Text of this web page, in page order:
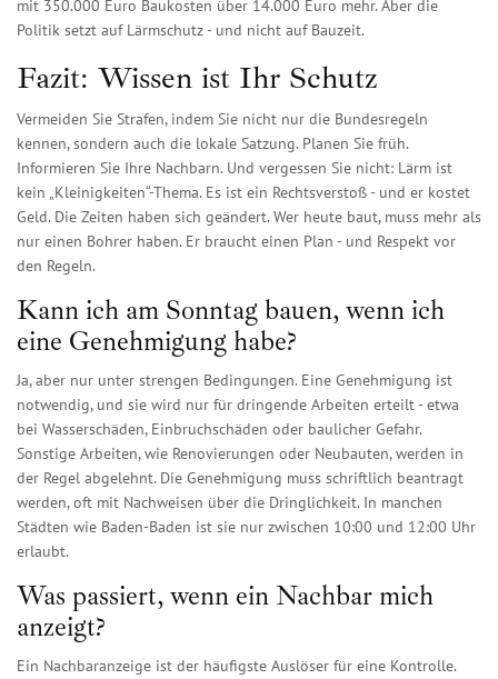
mit 350.000 Euro Baukosten über 14.000 Euro mehr. Aber die
Politik setzt auf Lärmschutz - und nicht auf Bauzeit.
Fazit: Wissen ist Ihr Schutz
Vermeiden Sie Strafen, indem Sie nicht nur die Bundesregeln
kennen, sondern auch die lokale Satzung. Planen Sie früh.
Informieren Sie Ihre Nachbarn. Und vergessen Sie nicht: Lärm ist
kein „Kleinigkeiten“-Thema. Es ist ein Rechtsverstoß - und er kostet
Geld. Die Zeiten haben sich geändert. Wer heute baut, muss mehr als
nur einen Bohrer haben. Er braucht einen Plan - und Respekt vor
den Regeln.
Kann ich am Sonntag bauen, wenn ich
eine Genehmigung habe?
Ja, aber nur unter strengen Bedingungen. Eine Genehmigung ist
notwendig, und sie wird nur für dringende Arbeiten erteilt - etwa
bei Wasserschäden, Einbruchschäden oder baulicher Gefahr.
Sonstige Arbeiten, wie Renovierungen oder Neubauten, werden in
der Regel abgelehnt. Die Genehmigung muss schriftlich beantragt
werden, oft mit Nachweisen über die Dringlichkeit. In manchen
Städten wie Baden-Baden ist sie nur zwischen 10:00 und 12:00 Uhr
erlaubt.
Was passiert, wenn ein Nachbar mich
anzeigt?
Ein Nachbaranzeige ist der häufigste Auslöser für eine Kontrolle.